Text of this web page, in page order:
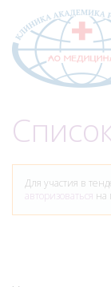
Для участия в
авторизоваться на